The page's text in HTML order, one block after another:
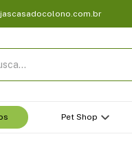
Pet Shop